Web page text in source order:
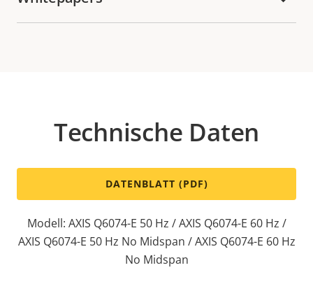
Technische Daten
DATENBLATT (PDF)
Modell: AXIS Q6074-E 50 Hz / AXIS Q6074-E 60 Hz /
AXIS Q6074-E 50 Hz No Midspan / AXIS Q6074-E 60 Hz
No Midspan